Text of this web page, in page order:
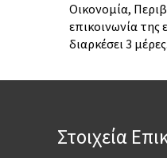
Οικονομία,
επικοινωνία
διαρκέσει 3 μέρες.
Στοιχεία